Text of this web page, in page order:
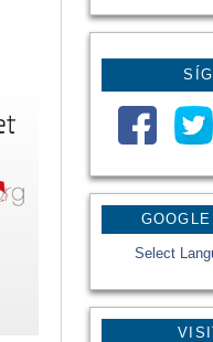
Select